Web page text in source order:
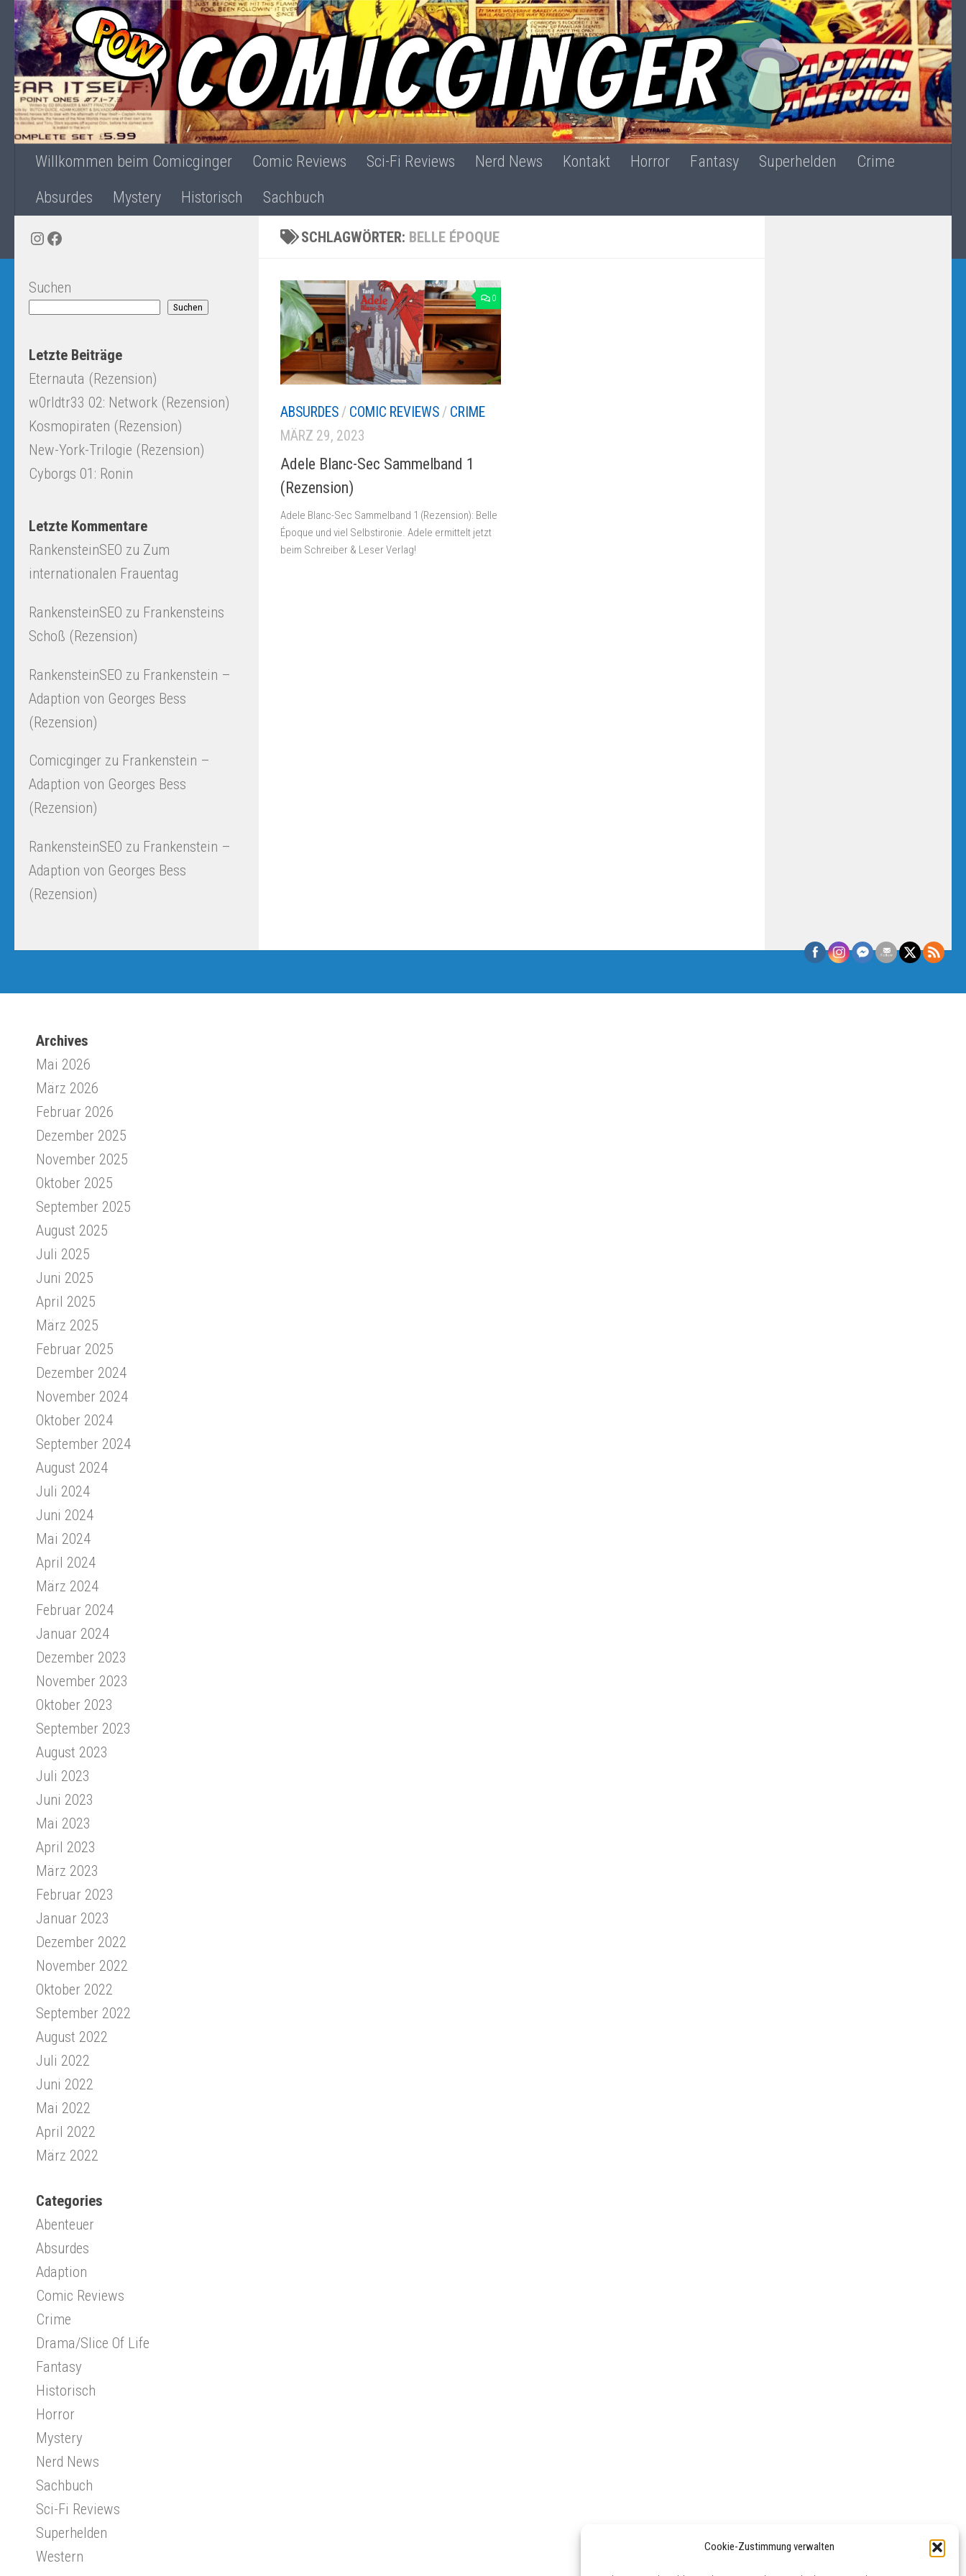
Cookie-Zustimmung verwalten
Zum Inhalt springen
Willkommen beim Comicginger Comic Reviews Sci-Fi Reviews Nerd News Kontakt Horror Fantasy Superhelden
Crime
Absurdes
Mystery Historisch Sachbuch
SCHLAGWÖRTER: BELLE ÉPOQUE
0
ABSURDES / COMIC REVIEWS / CRIME
MÄRZ 29, 2023
Adele Blanc-Sec Sammelband 1
(Rezension)
Adele Blanc-Sec Sammelband 1 (Rezension): Belle
Époque und viel Selbstironie. Adele ermittelt jetzt
beim Schreiber & Leser Verlag!
Instagram
Facebook
Suchen
Suchen
Letzte Beiträge
Eternauta (Rezension)
w0rldtr33 02: Network (Rezension)
Kosmopiraten (Rezension)
New-York-Trilogie (Rezension)
Cyborgs 01: Ronin
Letzte Kommentare
RankensteinSEO zu Zum
internationalen Frauentag
RankensteinSEO zu Frankensteins
Schoß (Rezension)
RankensteinSEO zu Frankenstein –
Adaption von Georges Bess
(Rezension)
Comicginger zu Frankenstein –
Adaption von Georges Bess
(Rezension)
RankensteinSEO zu Frankenstein –
Adaption von Georges Bess
(Rezension)
Archives
Mai 2026
März 2026
Februar 2026
Dezember 2025
November 2025
Oktober 2025
September 2025
August 2025
Juli 2025
Juni 2025
April 2025
März 2025
Februar 2025
Dezember 2024
November 2024
Oktober 2024
September 2024
August 2024
Juli 2024
Juni 2024
Mai 2024
April 2024
März 2024
Februar 2024
Januar 2024
Dezember 2023
November 2023
Oktober 2023
September 2023
August 2023
Juli 2023
Juni 2023
Mai 2023
April 2023
März 2023
Februar 2023
Januar 2023
Dezember 2022
November 2022
Oktober 2022
September 2022
August 2022
Juli 2022
Juni 2022
Mai 2022
April 2022
März 2022
Categories
Abenteuer
Absurdes
Adaption
Comic Reviews
Crime
Drama/Slice Of Life
Fantasy
Historisch
Horror
Mystery
Nerd News
Sachbuch
Sci-Fi Reviews
Superhelden
Western